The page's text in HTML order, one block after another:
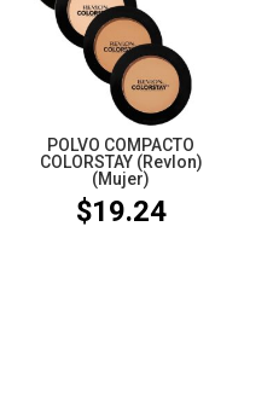
POLVO COMPACTO
COLORSTAY (Revlon)
(Mujer)
$19.24